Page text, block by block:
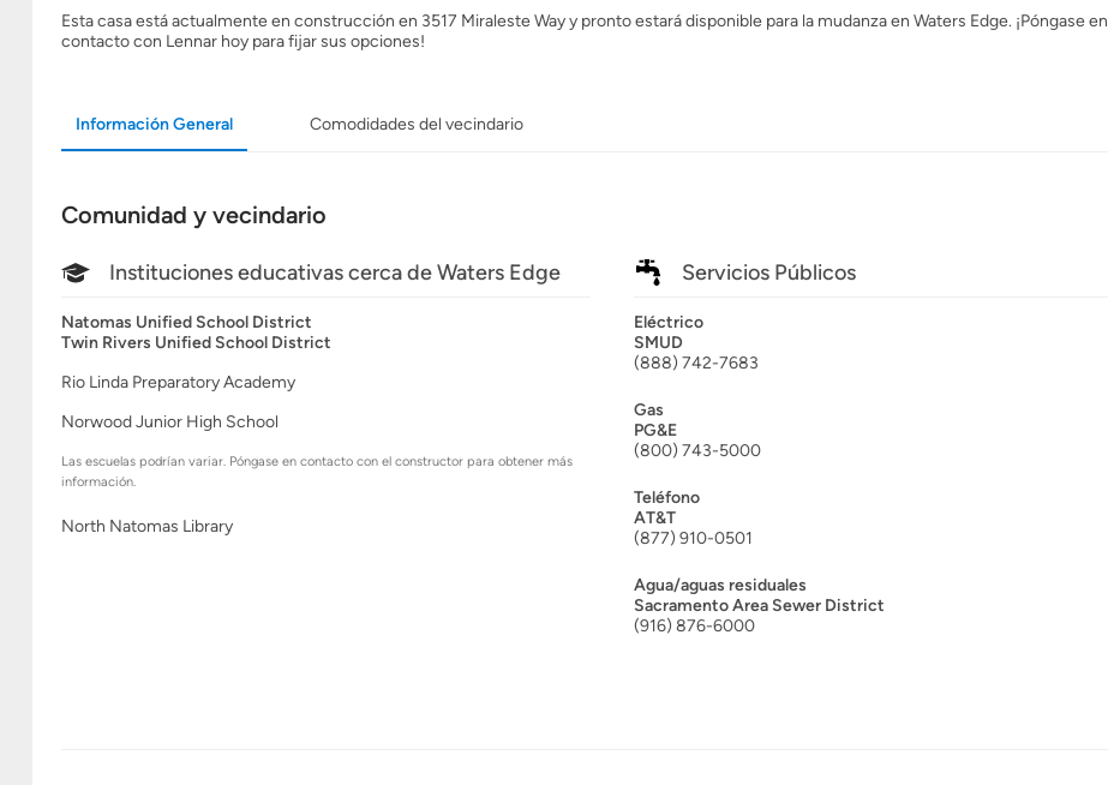
Esta casa está actualmente en construcción en 3517 Miraleste Way y pronto estará disponible para la mudanza en Waters Edge. ¡Póngase en
contacto con Lennar hoy para fijar sus opciones!
Información General Comodidades del vecindario
Comunidad y vecindario
Instituciones educativas cerca de Waters Edge
Natomas Unified School District
Twin Rivers Unified School District
Rio Linda Preparatory Academy
Norwood Junior High School
Las escuelas podrían variar. Póngase en contacto con el constructor para obtener más
información.
North Natomas Library
Servicios Públicos
Eléctrico
SMUD
(888) 742-7683
Gas
PG&E
(800) 743-5000
Teléfono
AT&T
(877) 910-0501
Agua/aguas residuales
Sacramento Area Sewer District
(916) 876-6000